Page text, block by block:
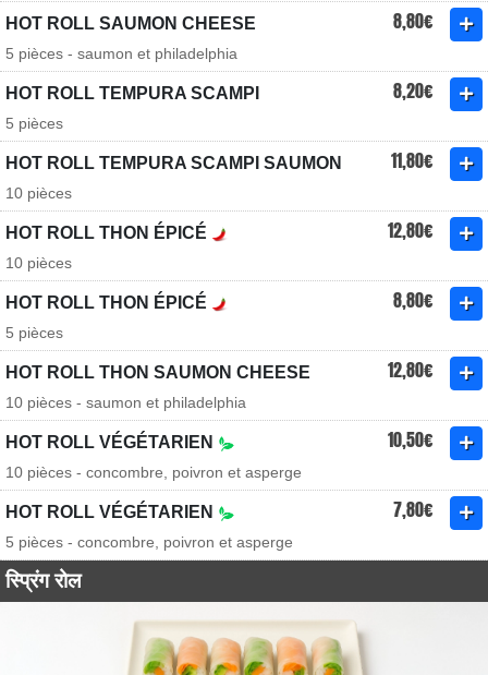
HOT ROLL SAUMON CHEESE 8,80€
5 pièces - saumon et philadelphia
HOT ROLL TEMPURA SCAMPI 8,20€
5 pièces
HOT ROLL TEMPURA SCAMPI SAUMON 11,80€
10 pièces
HOT ROLL THON ÉPICÉ 12,80€
10 pièces
HOT ROLL THON ÉPICÉ 8,80€
5 pièces
HOT ROLL THON SAUMON CHEESE 12,80€
10 pièces - saumon et philadelphia
HOT ROLL VÉGÉTARIEN 10,50€
10 pièces - concombre, poivron et asperge
HOT ROLL VÉGÉTARIEN 7,80€
5 pièces - concombre, poivron et asperge
स्प्रिंग रोल